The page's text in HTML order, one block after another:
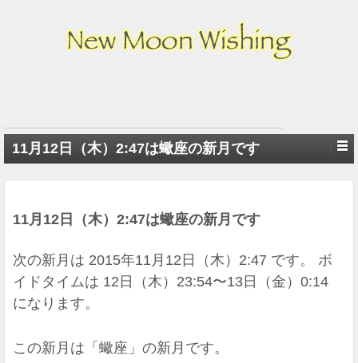
11月12日（木）2:47は蠍座の新月です
11月12日（木）2:47は蠍座の新月です
次の新月は 2015年11月12日（木）2:47 です。 ボ
イドタイムは 12日（木）23:54〜13日（金）0:14
になります。
この新月は「蠍座」の新月です。